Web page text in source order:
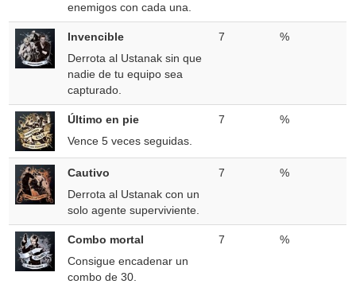
enemigos con cada una.
Invencible
Derrota al Ustanak sin que
nadie de tu equipo sea
capturado.
7 %
Último en pie
Vence 5 veces seguidas.
7 %
Cautivo
Derrota al Ustanak con un
solo agente superviviente.
7 %
Combo mortal
Consigue encadenar un
combo de 30.
7 %